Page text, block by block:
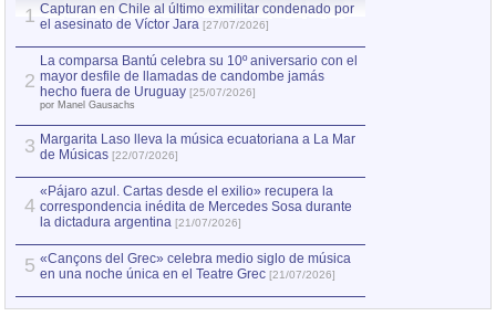
1 Capturan en Chile al último exmilitar condenado por
el asesinato de Víctor Jara [27/07/2026]
2
La comparsa Bantú celebra su 10º aniversario con el
mayor desfile de llamadas de candombe jamás
hecho fuera de Uruguay [25/07/2026]
por Manel Gausachs
3 Margarita Laso lleva la música ecuatoriana a La Mar
de Músicas [22/07/2026]
4
«Pájaro azul. Cartas desde el exilio» recupera la
correspondencia inédita de Mercedes Sosa durante
la dictadura argentina [21/07/2026]
5 «Cançons del Grec» celebra medio siglo de música
en una noche única en el Teatre Grec [21/07/2026]